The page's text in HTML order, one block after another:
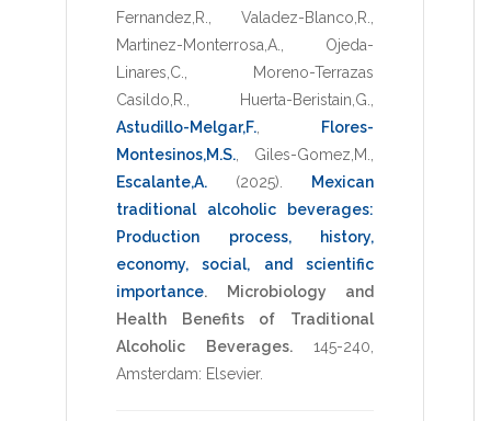
Fernandez,R.
Valadez-Blanco,R.
Martinez-Monterrosa,A.
Ojeda-
Linares,C.
Moreno-Terrazas
Casildo,R.
Huerta-Beristain,G.
Astudillo-Melgar,F.
Flores-
Montesinos,M.S.
Giles-Gomez,M.
Escalante,A.
(2025)
Mexican
traditional alcoholic beverages:
Production process, history,
economy, social, and scientific
importance.
Microbiology and
Health Benefits of Traditional
Alcoholic Beverages.
145-240
Amsterdam: Elsevier.